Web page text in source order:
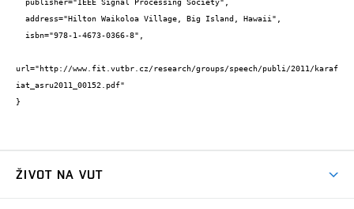
url="http://www.fit.vutbr.cz/research/groups/speech/publi/2011/karaf
iat_asru2011_00152.pdf"
}
ŽIVOT NA VUT